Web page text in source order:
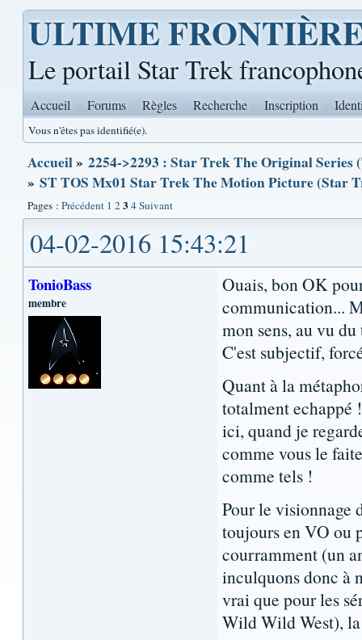
ULTIME
Le portail Star Trek
Accueil Forums Règles Recherche Inscription
Vous n'êtes pas identifié(e).
Accueil» 2254->2293 : Star Trek The Original Series
» ST TOS Mx01 Star Trek The Motion Picture (Star
Pages : Précédent 1 234Suivant
04-02-2016 15:43:21
TonioBass
membre
Ouais, bon OK
communication...
mon sens, au vu
C'est subjectif,
Quant à la
totalment echappé
ici, quand je
comme vous le
comme tels !
Pour le visionnage
toujours en VO ou
courramment (un
inculquons donc à
vrai que pour les
Wild Wild West),